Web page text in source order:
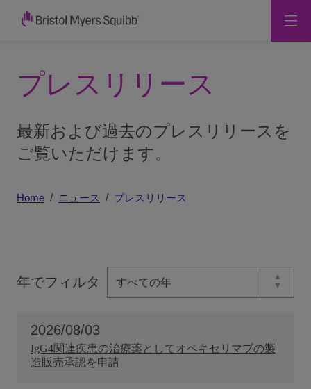
プレスリリース
最新および過去のプレスリリースを
ご覧いただけます。
Home ニュース プレスリリース
年でフィルタ
2026/08/03
IgG4関連疾患の治療薬としてオベキセリマブの製
造販売承認を申請